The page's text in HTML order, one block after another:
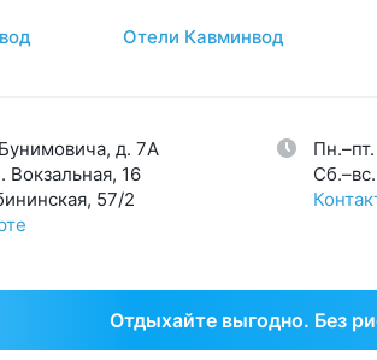
39
125
Суставы
Эстетическая
Отели Кавминвод
д. 7A
Вокзальная, 16
57/2
Отдыхайте выгодно. Без